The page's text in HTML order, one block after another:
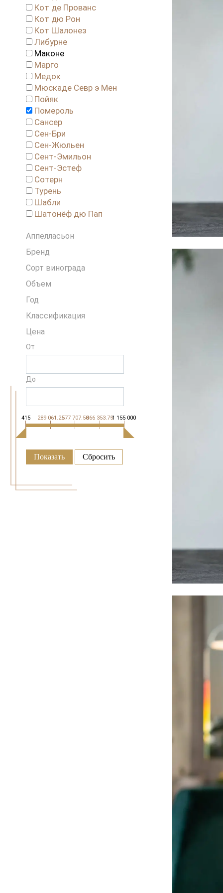
Кот де Прованс
Кот дю Рон
Кот Шалонез
Либурне
Маконе
Марго
Медок
Мюскаде Севр э Мен
Пойяк
Помероль
Сансер
Сен-Бри
Сен-Жюльен
Сент-Эмильон
Сент-Эстеф
Сотерн
Турень
Шабли
Шатонёф дю Пап
Аппелласьон
Бренд
Сорт винограда
Объем
Год
Классификация
Цена
От
До
415 289 061.25577 707.50866 353.751 155 000